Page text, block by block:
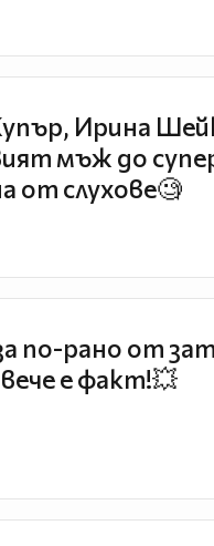
Ирина
мъж до
от слухове🧐
по-рано от
е факт!💥